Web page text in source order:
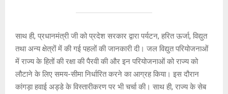
साथ ही, प्रधानमंत्री जी को प्रदेश सरकार द्वारा पर्यटन, हरित ऊर्जा, विद्युत
तथा अन्य क्षेत्रों में की गई पहलों की जानकारी दी। जल विद्युत परियोजनाओं
में राज्य के हितों की रक्षा की पैरवी की और इन परियोजनाओं को राज्य को
लौटाने के लिए समय-सीमा निर्धारित करने का आग्रह किया। इस दौरान
कांगड़ा हवाई अड्डे के विस्तारीकरण पर भी चर्चा की। साथ ही, राज्य के सेब